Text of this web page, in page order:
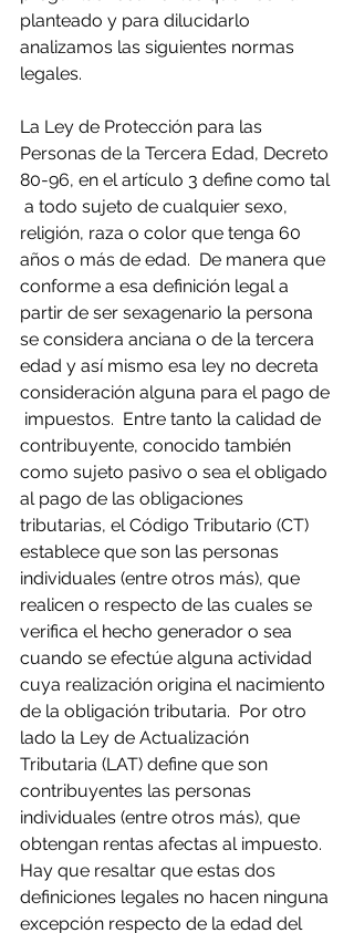
planteado y para dilucidarlo
analizamos las siguientes normas
legales.
La Ley de Protección para las
Personas de la Tercera Edad, Decreto
80-96, en el artículo 3 define como tal
a todo sujeto de cualquier sexo,
religión, raza o color que tenga 60
años o más de edad.  De manera que
conforme a esa definición legal a
partir de ser sexagenario la persona
se considera anciana o de la tercera
edad y así mismo esa ley no decreta
consideración alguna para el pago de
impuestos.  Entre tanto la calidad de
contribuyente, conocido también
como sujeto pasivo o sea el obligado
al pago de las obligaciones
tributarias, el Código Tributario (CT)
establece que son las personas
individuales (entre otros más), que
realicen o respecto de las cuales se
verifica el hecho generador o sea
cuando se efectúe alguna actividad
cuya realización origina el nacimiento
de la obligación tributaria.  Por otro
lado la Ley de Actualización
Tributaria (LAT) define que son
contribuyentes las personas
individuales (entre otros más), que
obtengan rentas afectas al impuesto.
Hay que resaltar que estas dos
definiciones legales no hacen ninguna
excepción respecto de la edad del